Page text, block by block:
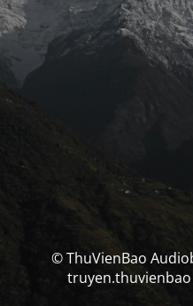
© ThuVienBao